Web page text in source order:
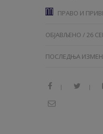
ПРАВО И
ОБЈАВЉЕНО / 26
ПОСЛЕДЊА
| |